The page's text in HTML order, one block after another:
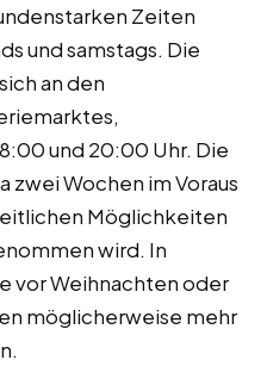
Zeiten
und samstags. Die
an den
und 20:00 Uhr. Die
Wochen im Voraus
Möglichkeiten
wird. In
vor Weihnachten oder
möglicherweise mehr